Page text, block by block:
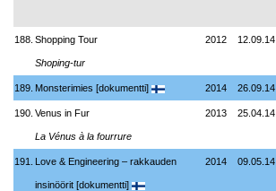
188. Shopping Tour
Shoping-tur
2012 12.09.14
189. Monsterimies [dokumentti] 2014 26.09.14
190. Venus in Fur
La Vénus à la fourrure
2013 25.04.14
191. Love & Engineering – rakkauden
insinöörit [dokumentti]
2014 09.05.14